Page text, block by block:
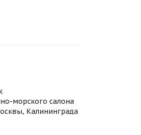
морского салона
Калининграда